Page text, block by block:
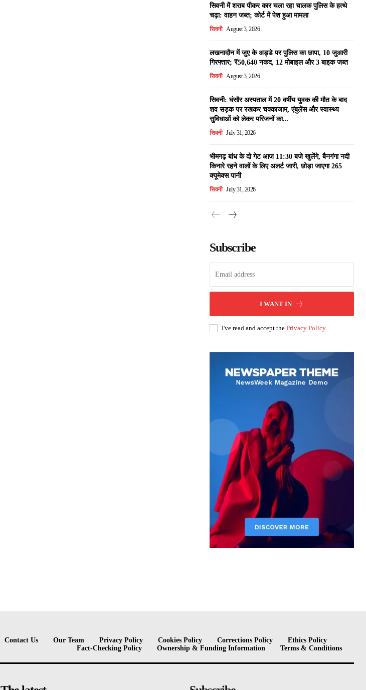
सिवनी में शराब पीकर कार चला रहा चालक पुलिस के हत्थे
चढ़ा: वाहन जब्त; कोर्ट में पेश हुआ मामला
सिवनी August 3, 2026
लखनादौन में जुए के अड्डे पर पुलिस का छापा, 10 जुआरी
गिरफ्तार; ₹50,640 नकद, 12 मोबाइल और 3 बाइक जब्त
सिवनी August 3, 2026
सिवनी: घंसौर अस्पताल में 20 वर्षीय युवक की मौत के बाद
शव सड़क पर रखकर चक्काजाम, एंबुलेंस और स्वास्थ्य
सुविधाओं को लेकर परिजनों का...
सिवनी July 31, 2026
भीमगढ़ बांध के दो गेट आज 11:30 बजे खुलेंगे, बैनगंगा नदी
किनारे रहने वालों के लिए अलर्ट जारी, छोड़ा जाएगा 265
क्यूमेक्स पानी
सिवनी July 31, 2026
Subscribe
I WANT IN
I've read and accept the Privacy Policy.
Contact Us Our Team Privacy Policy Cookies Policy Corrections Policy
Ethics Policy
Fact-Checking Policy
Ownership & Funding Information Terms & Conditions